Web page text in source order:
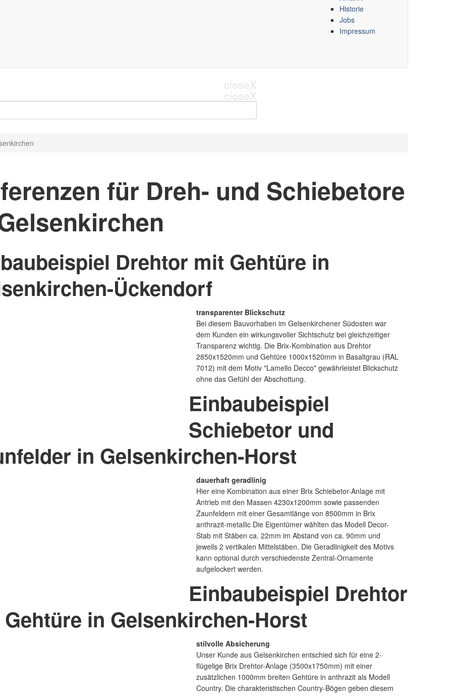
Historie
Jobs
Impressum
closeX
closeX
für Dreh- und Schiebetore
Drehtor mit Gehtüre in
Ückendorf
transparenter Blickschutz
Bei diesem Bauvorhaben im Gelsenkirchener Südosten war
dem Kunden ein wirkungsvoller Sichtschutz bei gleichzeitiger
Transparenz wichtig. Die Brix-Kombination aus Drehtor
2850x1520mm und Gehtüre 1000x1520mm in Basaltgrau (RAL
7012) mit dem Motiv "Lamello Decco" gewährleistet Blickschutz
ohne das Gefühl der Abschottung.
Einbaubeispiel
Schiebetor und
in Gelsenkirchen-Horst
dauerhaft geradlinig
Hier eine Kombination aus einer Brix Schiebetor-Anlage mit
Antrieb mit den Massen 4230x1200mm sowie passenden
Zaunfeldern mit einer Gesamtlänge von 8500mm in Brix
anthrazit-metallic Die Eigentümer wählten das Modell Decor-
Stab mit Stäben ca. 22mm im Abstand von ca. 90mm und
jeweils 2 vertikalen Mittelstäben. Die Geradlinigkeit des Motivs
kann optional durch verschiedenste Zentral-Ornamente
aufgelockert werden.
Einbaubeispiel Drehtor
in Gelsenkirchen-Horst
stilvolle Absicherung
Unser Kunde aus Gelsenkirchen entschied sich für eine 2-
flügelige Brix Drehtor-Anlage (3500x1750mm) mit einer
zusätzlichen 1000mm breiten Gehtüre in anthrazit als Modell
Country. Die charakteristischen Country-Bögen geben diesem